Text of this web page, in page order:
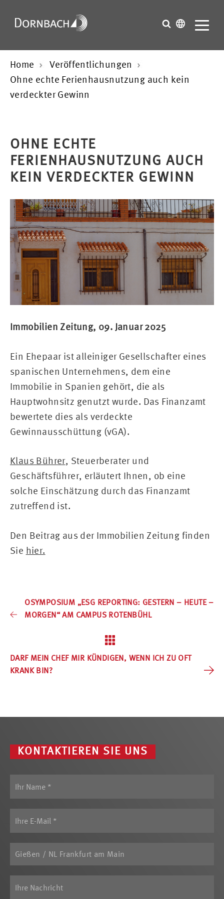
Home
Veröffentlichungen
Ohne echte Ferienhausnutzung auch kein
verdeckter Gewinn
OHNE ECHTE
FERIENHAUSNUTZUNG AUCH
KEIN VERDECKTER GEWINN
Immobilien Zeitung, 09. Januar 2025
Ein Ehepaar ist alleiniger Gesellschafter eines
spanischen Unternehmens, dem eine
Immobilie in Spanien gehört, die als
Hauptwohnsitz genutzt wurde. Das Finanzamt
bewertete dies als verdeckte
Gewinnausschüttung (vGA).
Klaus Bührer, Steuerberater und
Geschäftsführer, erläutert Ihnen, ob eine
solche Einschätzung durch das Finanzamt
zutreffend ist.
Den Beitrag aus der Immobilien Zeitung finden
Sie hier.
OSYMPOSIUM „ESG REPORTING: GESTERN – HEUTE –
MORGEN“ AM CAMPUS ROTENBÜHL
DARF MEIN CHEF MIR KÜNDIGEN, WENN ICH ZU OFT
KRANK BIN?
KONTAKTIEREN SIE UNS